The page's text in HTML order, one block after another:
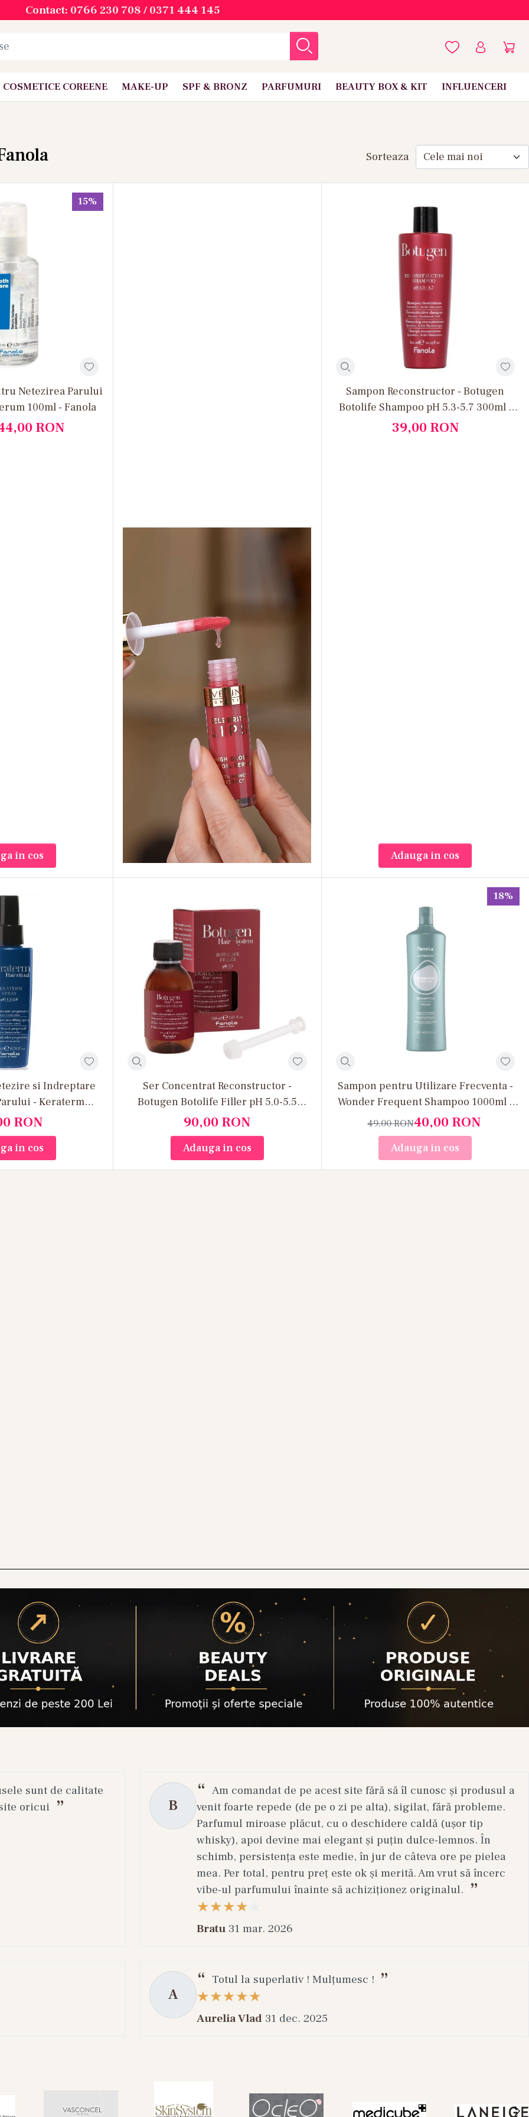
Contact: 0766 230 708 / 0371 444 145
COSMETICE COREENE MAKE-UP SPF & BRONZ PARFUMURI BEAUTY BOX & KIT INFLUENCERI
Sorteaza
15%
Netezirea Parului
100ml - Fanola
RON
in cos
Sampon Reconstructor - Botugen
Botolife Shampoo pH 5.3-5.7 300ml -
Fanola
39,00 RON
Adauga in cos
si Indreptare
- Keraterm
Spray pH 1.5 -
- Fanola
RON
in cos
Ser Concentrat Reconstructor -
Botugen Botolife Filler pH 5.0-5.5
150ml - Fanola
90,00 RON
Adauga in cos
18%
Sampon pentru Utilizare Frecventa -
Wonder Frequent Shampoo 1000ml -
Fanola
40,00 RON
49,00RON
Adauga in cos
sunt de calitate
oricui
B
Am comandat de pe acest site fără să îl cunosc și produsul a
venit foarte repede (de pe o zi pe alta), sigilat, fără probleme.
Parfumul miroase plăcut, cu o deschidere caldă (ușor tip
whisky), apoi devine mai elegant și puțin dulce-lemnos. În
schimb, persistența este medie, în jur de câteva ore pe pielea
mea. Per total, pentru preț este ok și merită. Am vrut să încerc
vibe-ul parfumului înainte să achiziționez originalul.
Bratu 31 mar. 2026
A
Totul la superlativ ! Mulțumesc !
Aurelia Vlad 31 dec. 2025